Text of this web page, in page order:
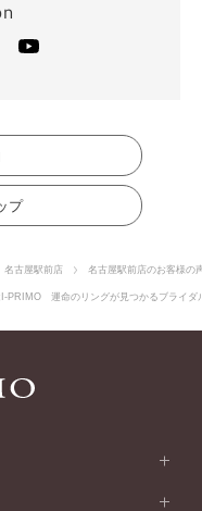
プ
名古屋駅前店 名古屋駅前店のお客様の
PRIMO 運命のリングが見つかるブライ